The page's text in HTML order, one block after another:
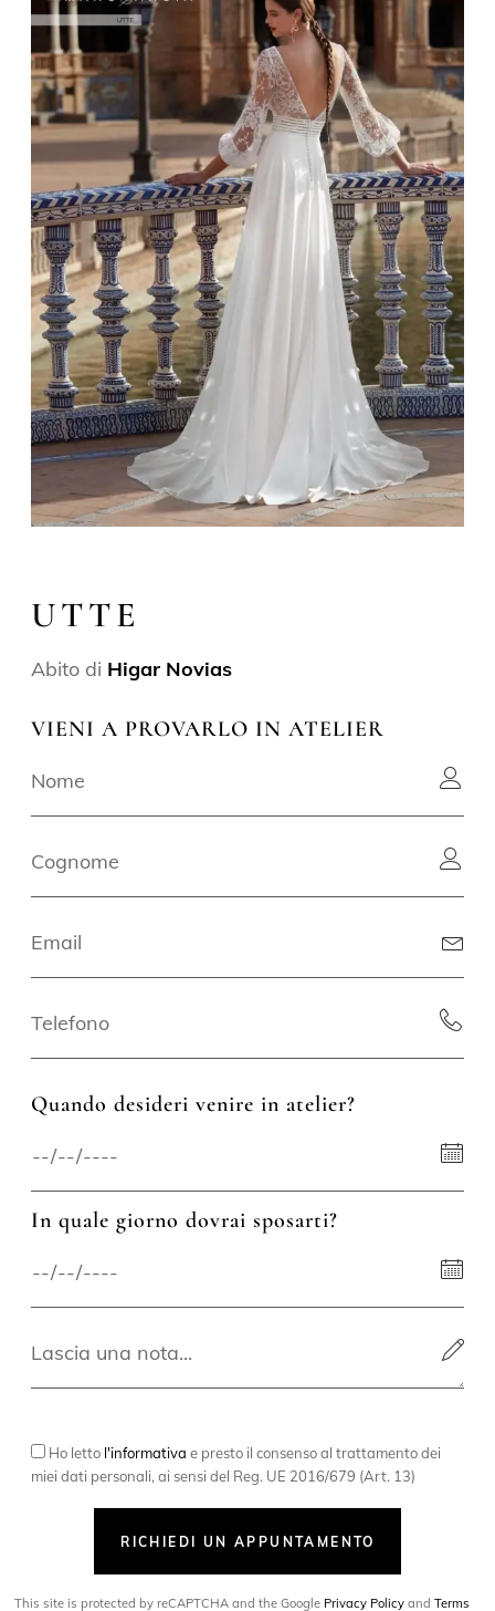
UTTE
Abito di Higar Novias
VIENI A PROVARLO IN ATELIER
Quando desideri venire in atelier?
In quale giorno dovrai sposarti?
Ho letto l'informativa e presto il consenso al trattamento dei
miei dati personali, ai sensi del Reg. UE 2016/679 (Art. 13)
RICHIEDI UN APPUNTAMENTO
This site is protected by reCAPTCHA and the Google Privacy Policy andTerms